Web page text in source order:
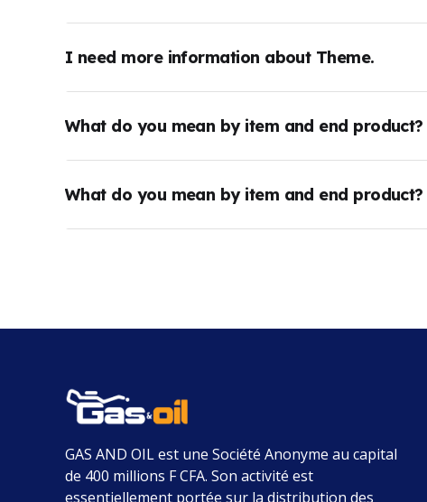
I need more information about Theme.
What do you mean by item and end product?
What do you mean by item and end product?
GAS AND OILest une Société Anonyme au capital
de 400 millions F CFA. Son activité est
essentiellement portée sur la distribution des